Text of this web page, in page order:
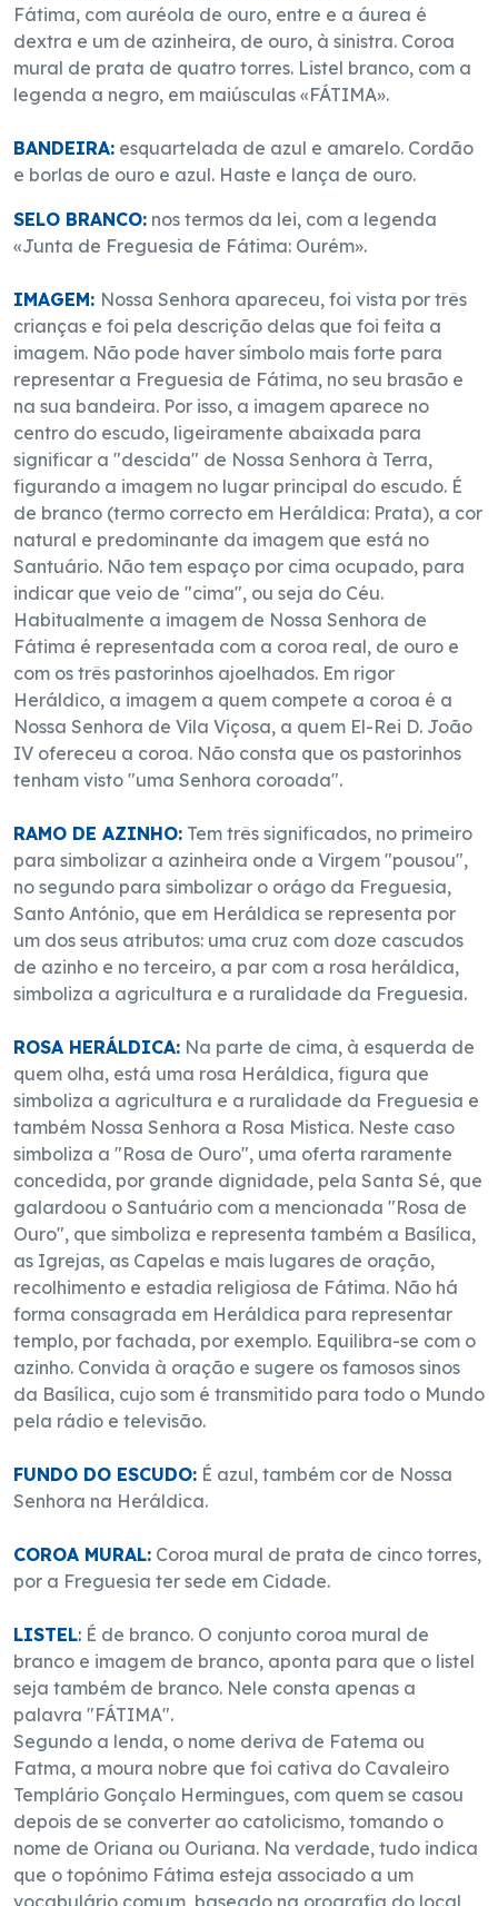
Fátima, com auréola de ouro, entre e a áurea é
dextra e um de azinheira, de ouro, à sinistra. Coroa
mural de prata de quatro torres. Listel branco, com a
legenda a negro, em maiúsculas «FÁTIMA».
BANDEIRA: esquartelada de azul e amarelo. Cordão
e borlas de ouro e azul. Haste e lança de ouro.
SELO BRANCO: nos termos da lei, com a legenda
«Junta de Freguesia de Fátima: Ourém».
IMAGEM: Nossa Senhora apareceu, foi vista por três
crianças e foi pela descrição delas que foi feita a
imagem. Não pode haver símbolo mais forte para
representar a Freguesia de Fátima, no seu brasão e
na sua bandeira. Por isso, a imagem aparece no
centro do escudo, ligeiramente abaixada para
significar a "descida" de Nossa Senhora à Terra,
figurando a imagem no lugar principal do escudo. É
de branco (termo correcto em Heráldica: Prata), a cor
natural e predominante da imagem que está no
Santuário. Não tem espaço por cima ocupado, para
indicar que veio de "cima", ou seja do Céu.
Habitualmente a imagem de Nossa Senhora de
Fátima é representada com a coroa real, de ouro e
com os três pastorinhos ajoelhados. Em rigor
Heráldico, a imagem a quem compete a coroa é a
Nossa Senhora de Vila Viçosa, a quem El-Rei D. João
IV ofereceu a coroa. Não consta que os pastorinhos
tenham visto "uma Senhora coroada".
RAMO DE AZINHO: Tem três significados, no primeiro
para simbolizar a azinheira onde a Virgem "pousou",
no segundo para simbolizar o orágo da Freguesia,
Santo António, que em Heráldica se representa por
um dos seus atributos: uma cruz com doze cascudos
de azinho e no terceiro, a par com a rosa heráldica,
simboliza a agricultura e a ruralidade da Freguesia.
ROSA HERÁLDICA: Na parte de cima, à esquerda de
quem olha, está uma rosa Heráldica, figura que
simboliza a agricultura e a ruralidade da Freguesia e
também Nossa Senhora a Rosa Mistica. Neste caso
simboliza a "Rosa de Ouro", uma oferta raramente
concedida, por grande dignidade, pela Santa Sé, que
galardoou o Santuário com a mencionada "Rosa de
Ouro", que simboliza e representa também a Basílica,
as Igrejas, as Capelas e mais lugares de oração,
recolhimento e estadia religiosa de Fátima. Não há
forma consagrada em Heráldica para representar
templo, por fachada, por exemplo. Equilibra-se com o
azinho. Convida à oração e sugere os famosos sinos
da Basílica, cujo som é transmitido para todo o Mundo
pela rádio e televisão.
FUNDO DO ESCUDO: É azul, também cor de Nossa
Senhora na Heráldica.
COROA MURAL: Coroa mural de prata de cinco torres,
por a Freguesia ter sede em Cidade.
LISTEL: É de branco. O conjunto coroa mural de
branco e imagem de branco, aponta para que o listel
seja também de branco. Nele consta apenas a
palavra "FÁTIMA".
Segundo a lenda, o nome deriva de Fatema ou
Fatma, a moura nobre que foi cativa do Cavaleiro
Templário Gonçalo Hermingues, com quem se casou
depois de se converter ao catolicismo, tomando o
nome de Oriana ou Ouriana. Na verdade, tudo indica
que o topónimo Fátima esteja associado a um
vocabulário comum, baseado na orografia do local